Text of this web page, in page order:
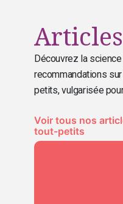
Articles
Découvrez la
recommandations
petits, vulgarisée
Voir tous nos
tout-petits